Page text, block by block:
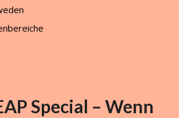
Special – Wenn